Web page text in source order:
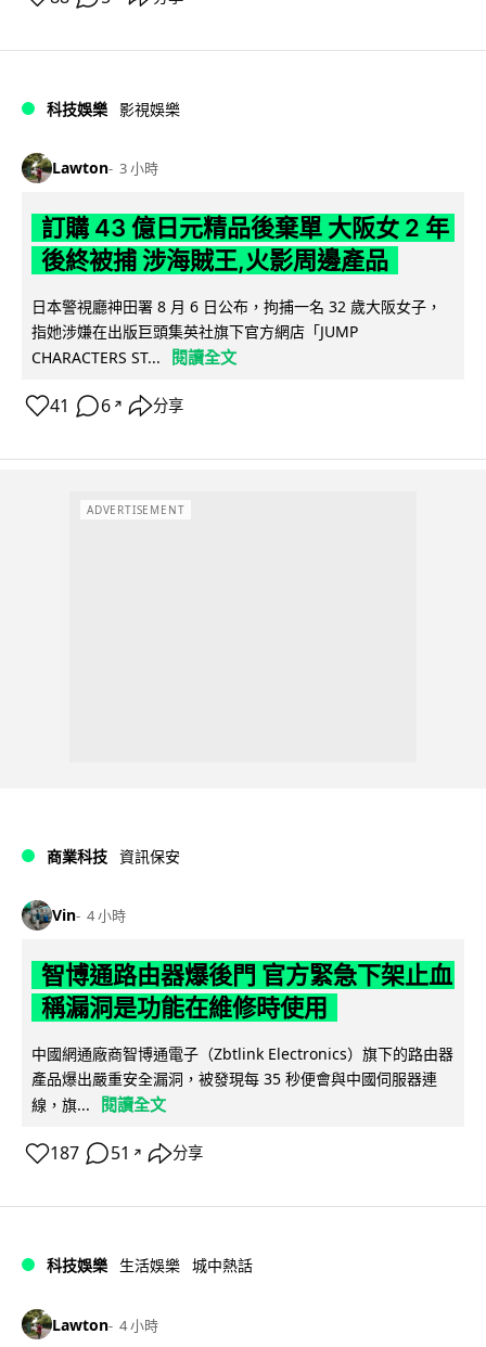
科技娛樂 影視娛樂
Lawton 3 小時
訂購 43 億日元精品後棄單 大阪女 2 年
後終被捕 涉海賊王,火影周邊產品
日本警視廳神田署 8 月 6 日公布，拘捕一名 32 歲大阪女子，
指她涉嫌在出版巨頭集英社旗下官方網店「JUMP
CHARACTERS ST...
閱讀全文
41 6 ↗ 分享
ADVERTISEMENT
商業科技 資訊保安
Vin 4 小時
智博通路由器爆後門 官方緊急下架止血
稱漏洞是功能在維修時使用
中國網通廠商智博通電子（Zbtlink Electronics）旗下的路由器
產品爆出嚴重安全漏洞，被發現每 35 秒便會與中國伺服器連
線，旗...
閱讀全文
187 51 ↗ 分享
科技娛樂 生活娛樂 城中熱話
Lawton 4 小時